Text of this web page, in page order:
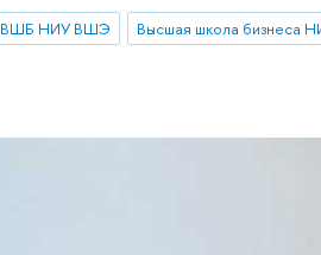
ВШБ НИУ ВШЭ
Высшая школа бизнеса